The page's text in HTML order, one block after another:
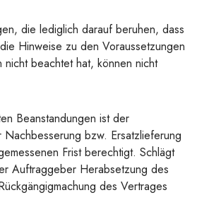
die lediglich darauf beruhen, dass
Hinweise zu den Voraussetzungen
beachtet hat, können nicht
Beanstandungen ist der
Nachbesserung bzw. Ersatzlieferung
Frist berechtigt. Schlägt
Auftraggeber Herabsetzung des
des Vertrages